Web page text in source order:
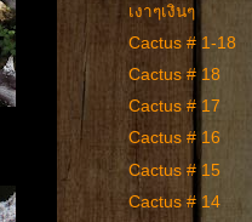
เงาๆเงินๆ
Cactus # 1-18
Cactus # 18
Cactus # 17
Cactus # 16
Cactus # 15
Cactus # 14